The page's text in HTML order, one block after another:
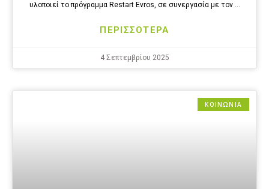
υλοποιεί το πρόγραμμα Restart Evros, σε συνεργασία με τον …
ΠΕΡΙΣΣΟΤΕΡΑ
4 Σεπτεμβρίου 2025
ΚΟΙΝΩΝΙΑ